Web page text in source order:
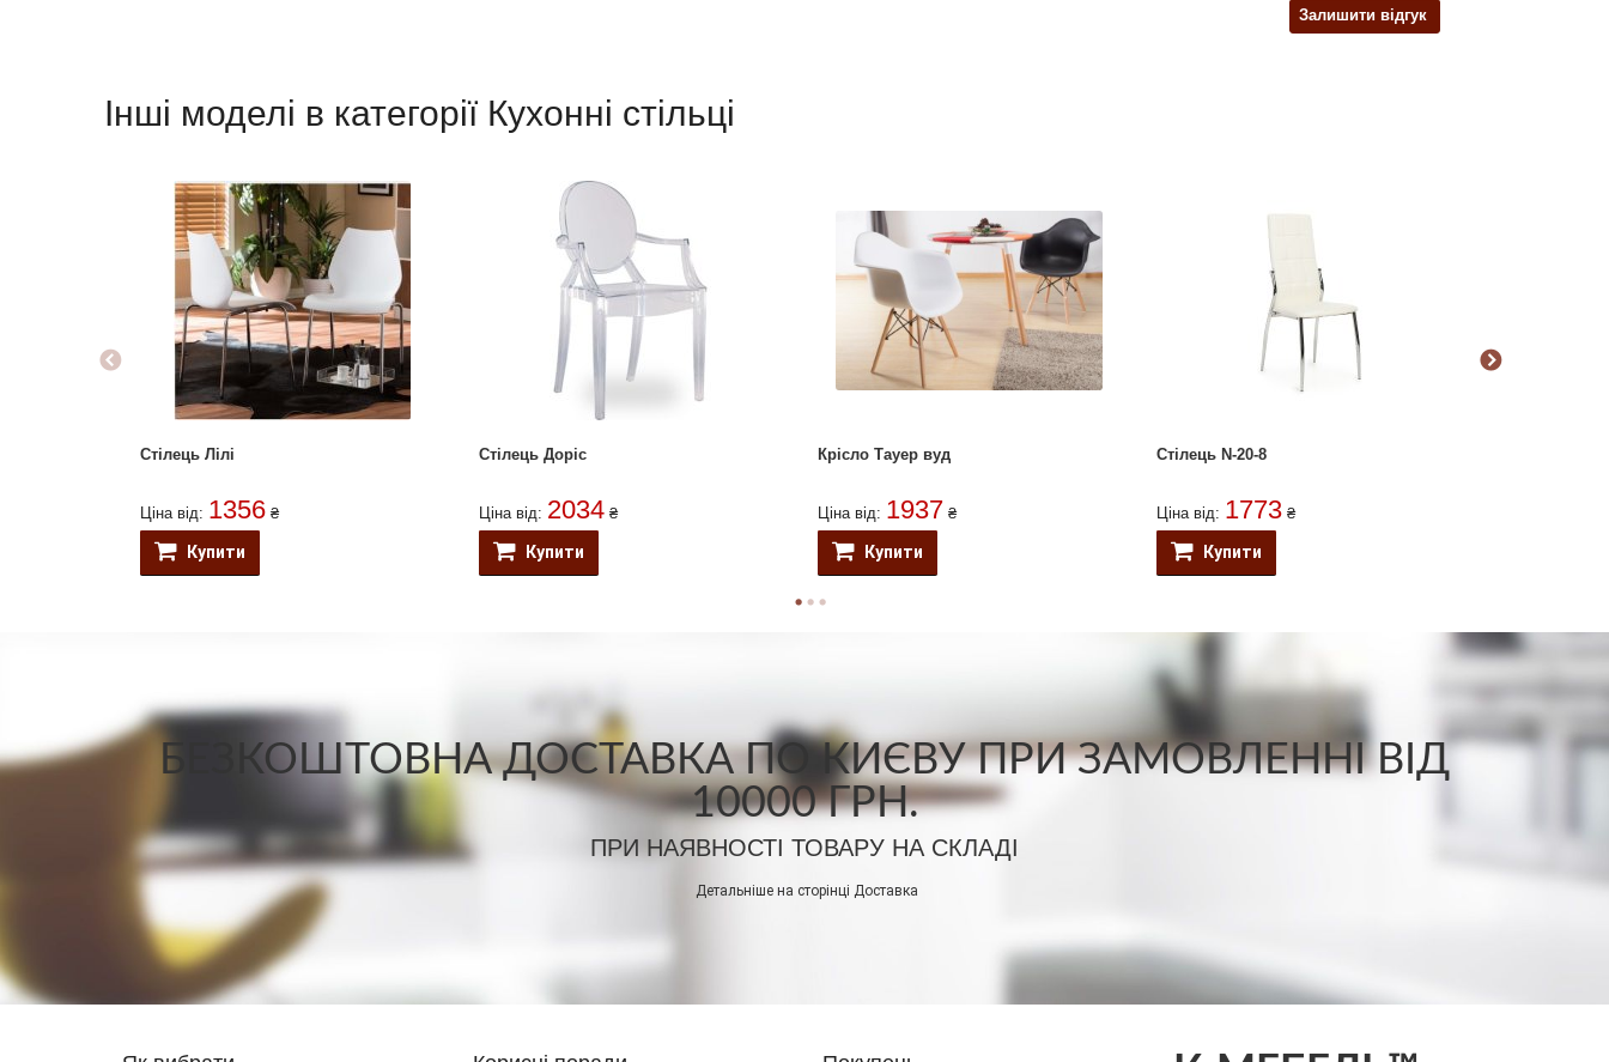
Залишити відгук
Інші моделі в категорії Кухонні стільці
Стілець Лілі
Ціна від: 1356 ₴
Купити
Стілець Доріс
Ціна від: 2034 ₴
Купити
Крісло Тауер вуд
Ціна від: 1937 ₴
Купити
Стілець N-20-8
Ціна від: 1773 ₴
Купити
БЕЗКОШТОВНА ДОСТАВКА ПО КИЄВУ ПРИ ЗАМОВЛЕННІ ВІД
10000 ГРН.
ПРИ НАЯВНОСТІ ТОВАРУ НА СКЛАДІ
Детальніше на сторінці Доставка